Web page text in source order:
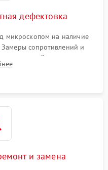
дефектовка
микроскопом на наличие
Замеры сопротивлений и
цепей питания,
и видеочипа.
и замена